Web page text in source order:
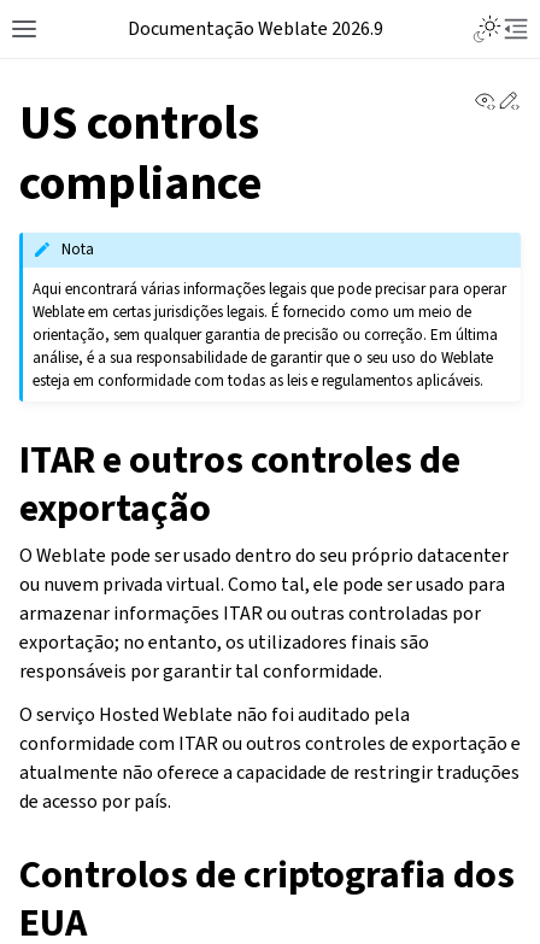
Documentação Weblate 2026.9
US controls
compliance
Nota
Aqui encontrará várias informações legais que pode precisar para operar
Weblate em certas jurisdições legais. É fornecido como um meio de
orientação, sem qualquer garantia de precisão ou correção. Em última
análise, é a sua responsabilidade de garantir que o seu uso do Weblate
esteja em conformidade com todas as leis e regulamentos aplicáveis.
ITAR e outros controles de
exportação
O Weblate pode ser usado dentro do seu próprio datacenter
ou nuvem privada virtual. Como tal, ele pode ser usado para
armazenar informações ITAR ou outras controladas por
exportação; no entanto, os utilizadores finais são
responsáveis por garantir tal conformidade.
O serviço Hosted Weblate não foi auditado pela
conformidade com ITAR ou outros controles de exportação e
atualmente não oferece a capacidade de restringir traduções
de acesso por país.
Controlos de criptografia dos
EUA